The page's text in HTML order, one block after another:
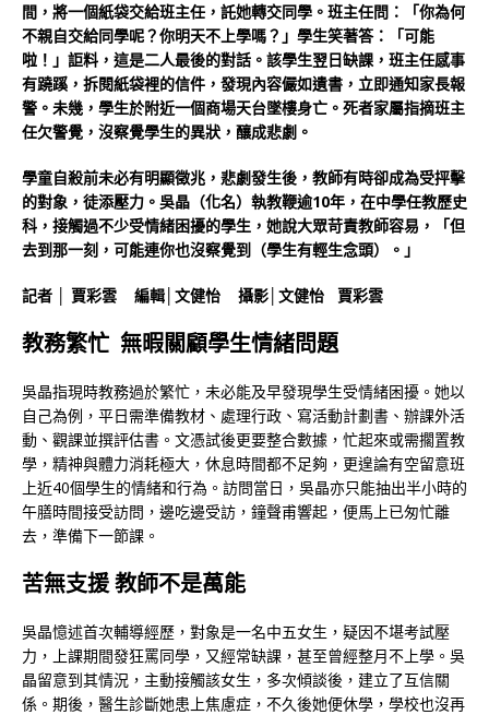
間，將一個紙袋交給班主任，託她轉交同學。班主任問：「你為何
不親自交給同學呢？你明天不上學嗎？」學生笑著答：「可能
啦！」詎料，這是二人最後的對話。該學生翌日缺課，班主任感事
有蹺蹊，拆閱紙袋裡的信件，發現內容儼如遺書，立即通知家長報
警。未幾，學生於附近一個商場天台墜樓身亡。死者家屬指摘班主
任欠警覺，沒察覺學生的異狀，釀成悲劇。
學童自殺前未必有明顯徵兆，悲劇發生後，教師有時卻成為受抨擊
的對象，徒添壓力。吳晶（化名）執教鞭逾10年，在中學任教歷史
科，接觸過不少受情緒困擾的學生，她說大眾苛責教師容易，「但
去到那一刻，可能連你也沒察覺到（學生有輕生念頭）。」
記者 │ 賈彩雲 編輯│文健怡 攝影│文健怡 賈彩雲
教務繁忙 無暇關顧學生情緒問題
吳晶指現時教務過於繁忙，未必能及早發現學生受情緒困擾。她以
自己為例，平日需準備教材、處理行政、寫活動計劃書、辦課外活
動、觀課並撰評估書。文憑試後更要整合數據，忙起來或需擱置教
學，精神與體力消耗極大，休息時間都不足夠，更遑論有空留意班
上近40個學生的情緒和行為。訪問當日，吳晶亦只能抽出半小時的
午膳時間接受訪問，邊吃邊受訪，鐘聲甫響起，便馬上已匆忙離
去，準備下一節課。
苦無支援 教師不是萬能
吳晶憶述首次輔導經歷，對象是一名中五女生，疑因不堪考試壓
力，上課期間發狂罵同學，又經常缺課，甚至曾經整月不上學。吳
晶留意到其情況，主動接觸該女生，多次傾談後，建立了互信關
係。期後，醫生診斷她患上焦慮症，不久後她便休學，學校也沒再